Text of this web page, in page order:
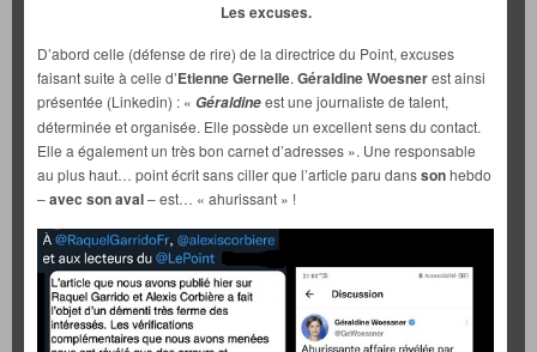
Les excuses.
D’abord celle (défense de rire) de la directrice du Point, excuses
faisant suite à celle d’Etienne Gernelle. Géraldine Woesnerest ainsi
présentée (Linkedin) : « Géraldineest une journaliste de talent,
déterminée et organisée. Elle possède un excellent sens du contact.
Elle a également un très bon carnet d’adresses ». Une responsable
au plus haut… point écrit sans ciller que l’article paru danssonhebdo
–avec son aval– est… « ahurissant » !